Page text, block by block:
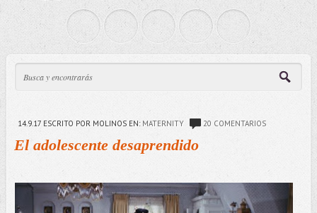
14.9.17ESCRITO POR MOLINOS EN: MATERNITY 20 COMENTARIOS
El adolescente desaprendido